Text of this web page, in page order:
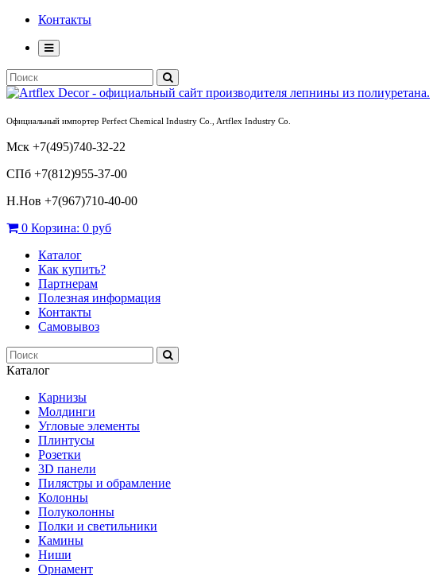
Контакты
Официальный импортер Perfect Chemical Industry Co., Artflex Industry Co.
Мск +7(495)740-32-22
СПб +7(812)955-37-00
Н.Нов +7(967)710-40-00
0 Корзина: 0 руб
Каталог
Как купить?
Партнерам
Полезная информация
Контакты
Самовывоз
Каталог
Карнизы
Молдинги
Угловые элементы
Плинтусы
Розетки
3D панели
Пилястры и обрамление
Колонны
Полуколонны
Полки и светильники
Камины
Ниши
Орнамент